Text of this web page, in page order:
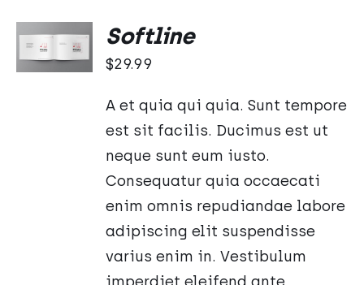
DO
KOSZYKA
/
Softline
$29.99
A et quia qui quia. Sunt tempore
est sit facilis. Ducimus est ut
neque sunt eum iusto.
Consequatur quia occaecati
enim omnis repudiandae labore
adipiscing elit suspendisse
varius enim in. Vestibulum
imperdiet eleifend ante,